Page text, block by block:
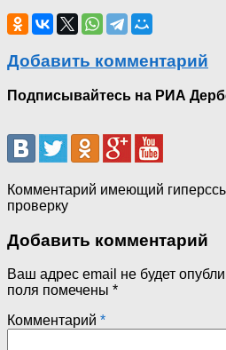
Добавить комментарий
Подписывайтесь на РИА
Комментарий имеющий
проверку
Добавить комментарий
Ваш адрес email не будет
поля помечены *
Комментарий *